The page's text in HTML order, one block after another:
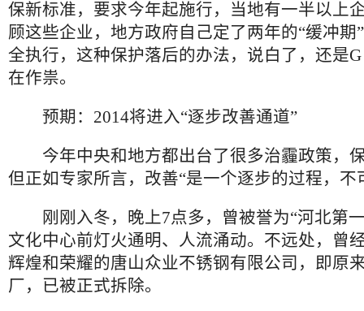
保新标准，要求今年起施行，当地有一半以上
顾这些企业，地方政府自己定了两年的“缓冲期
全执行，这种保护落后的办法，说白了，还是
在作祟。
预期：2014将进入“逐步改善通道”
今年中央和地方都出台了很多治霾政策，
但正如专家所言，改善“是一个逐步的过程，不
刚刚入冬，晚上7点多，曾被誉为“河北第一
文化中心前灯火通明、人流涌动。不远处，曾
辉煌和荣耀的唐山众业不锈钢有限公司，即原
厂，已被正式拆除。